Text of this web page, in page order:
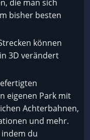
die man sich
bisher besten
können
3D verändert
eigenen Park mit
Achterbahnen,
und mehr.
du